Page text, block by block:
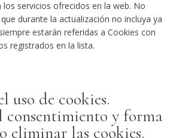
servicios ofrecidos en la web. No
durante la actualización no incluya ya
estarán referidas a Cookies con
registrados en la lista.
uso de cookies.
consentimiento y forma
eliminar las cookies.